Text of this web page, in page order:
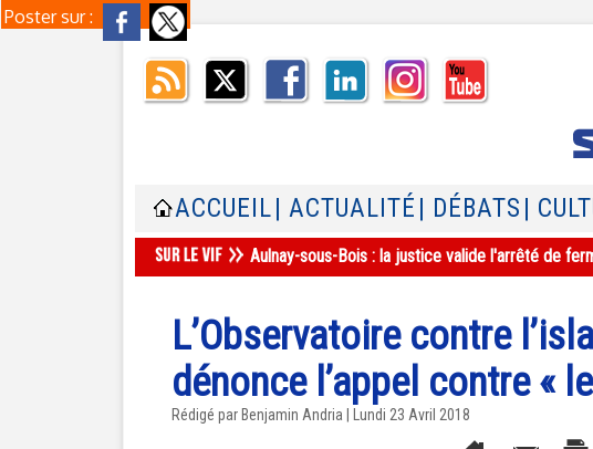
Poster sur :
ACCUEIL | ACTUALITÉ | DÉBATS |
Aulnay-sous-Bois : la justice valide l'arrêté de
L’Observatoire contre
dénonce l’appel contre «
Rédigé par Benjamin Andria | Lundi 23 Avril 2018